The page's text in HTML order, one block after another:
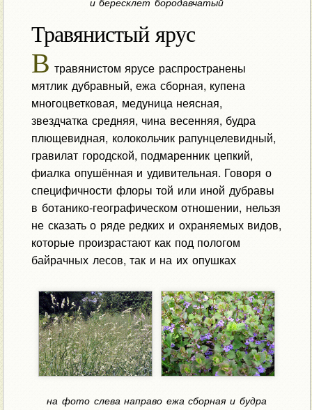
Травянистый ярус
В травянистом ярусе распространены
мятлик дубравный, ежа сборная, купена
многоцветковая, медуница неясная,
звездчатка средняя, чина весенняя, будра
плющевидная, колокольчик рапунцелевидный,
гравилат городской, подмаренник цепкий,
фиалка опушённая и удивительная. Говоря о
специфичности флоры той или иной дубравы
в ботанико-географическом отношении, нельзя
не сказать о ряде редких и охраняемых видов,
которые произрастают как под пологом
байрачных лесов, так и на их опушках
на фото слева направо ежа сборная и будра